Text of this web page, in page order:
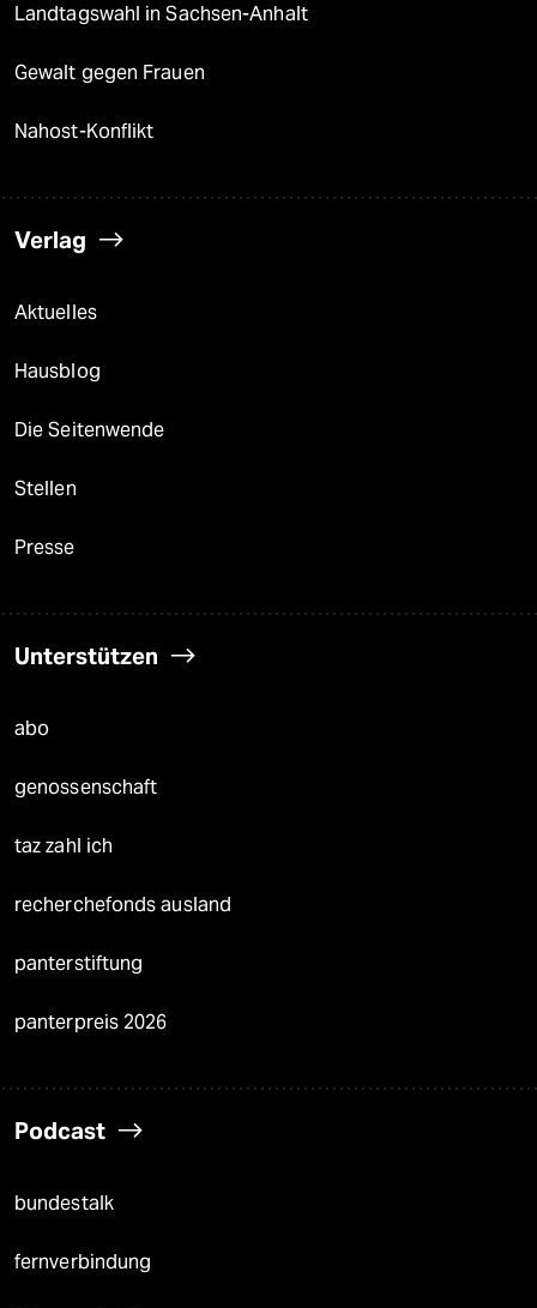
Landtagswahl in Sachsen-Anhalt
Gewalt gegen Frauen
Nahost-Konflikt
Verlag
Aktuelles
Hausblog
Die Seitenwende
Stellen
Presse
Unterstützen
abo
genossenschaft
taz zahl ich
recherchefonds ausland
panterstiftung
panterpreis 2026
Podcast
bundestalk
fernverbindung